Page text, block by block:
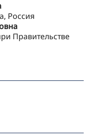
Россия
Правительстве